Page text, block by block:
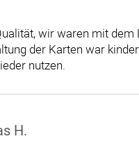
wir waren mit
der Karten war
nutzen.
H.